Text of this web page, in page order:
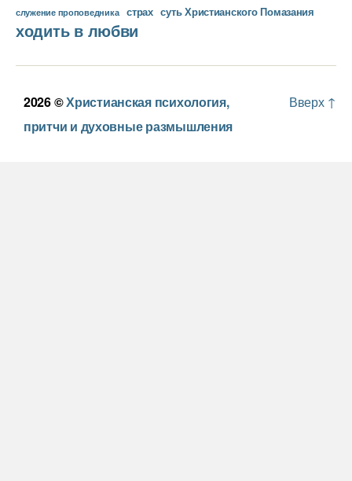
служение проповедника страх суть Христианского Помазания
ходить в любви
2026 ©Христианская психология,
притчи и духовные размышления
Вверх ↑